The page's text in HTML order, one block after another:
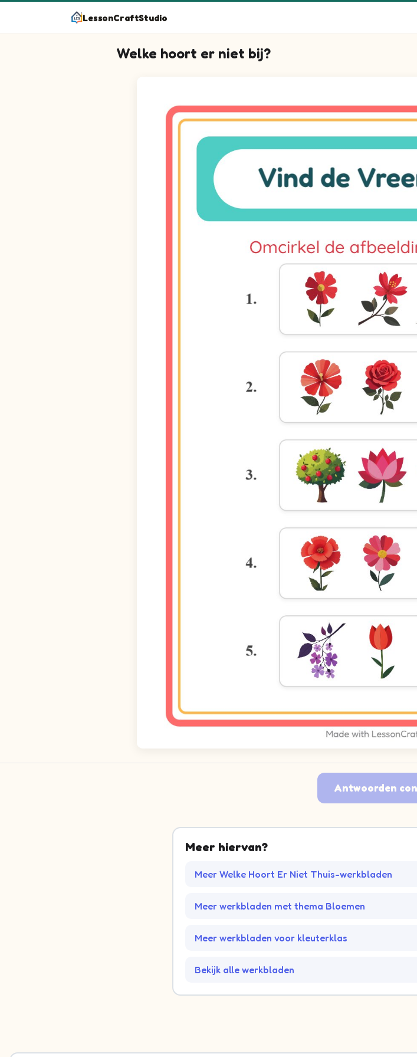
LessonCraftStudio
Welke hoort er niet bij?
Vraag 3: de afbeelding zoeken die niet bij de andere past.
Vraag 4: de afbeelding zoeken die niet bij de andere past.
Vraag 5: de afbeelding zoeken die niet bij de andere past.
Antwoorden
Meer hiervan?
Meer Welke Hoort Er Niet Thuis-werkbladen
Meer werkbladen met thema Bloemen
Meer werkbladen voor kleuterklas
Bekijk alle werkbladen